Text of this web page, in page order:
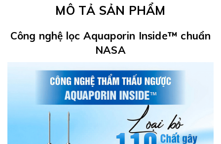
MÔ TẢ SẢN PHẨM
Công nghệ lọc Aquaporin Inside™ chuẩn
NASA